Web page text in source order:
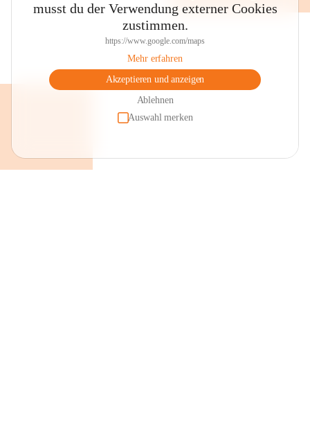
musst du der Verwendung externer Cookies
zustimmen.
https://www.google.com/maps
Mehr erfahren
Akzeptieren und anzeigen
Ablehnen
Auswahl merken